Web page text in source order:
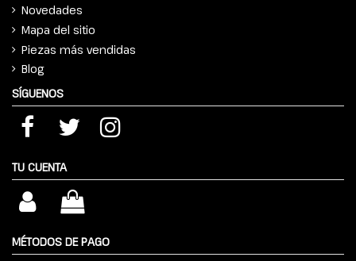
Novedades
Mapa del sitio
Piezas más vendidas
Blog
SÍGUENOS
TU CUENTA
MÉTODOS DE PAGO